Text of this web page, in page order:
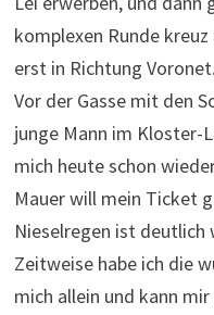
komplexen Runde
erst in Richtung Voronet.
Vor der Gasse mit den
junge Mann im Kloster-
mich heute schon
Mauer will mein Ticket
Nieselregen ist deutlich
Zeitweise habe ich die
mich allein und kann